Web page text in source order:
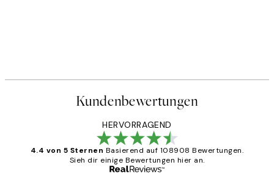
Kundenbewertungen
HERVORRAGEND
4.4 von 5 Sternen Basierend auf 108908 Bewertungen.
Sieh dir einige Bewertungen hier an.